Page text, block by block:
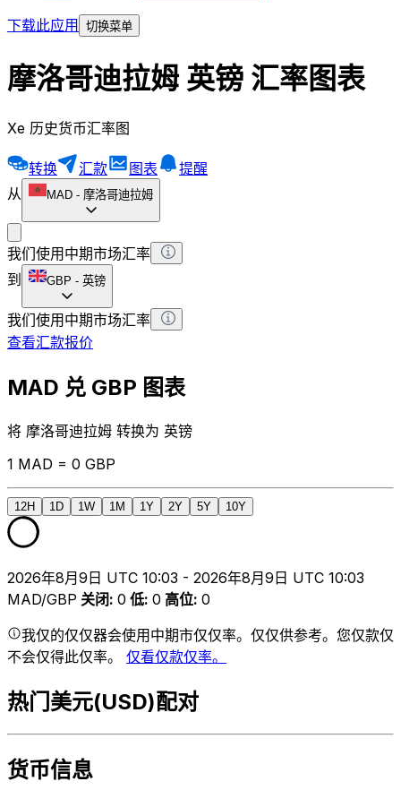
下载此应用
切换菜单
摩洛哥迪拉姆 英镑 汇率图表
Xe 历史货币汇率图
转换 汇款 图表
提醒
从
MAD - 摩洛哥迪拉姆
我们使用中期市场汇率
到
GBP - 英镑
我们使用中期市场汇率
查看汇款报价
MAD 兑 GBP 图表
将 摩洛哥迪拉姆 转换为 英镑
1 MAD = 0 GBP
12H 1D 1W 1M 1Y 2Y 5Y 10Y
2026年8月9日 UTC 10:03 - 2026年8月9日 UTC 10:03
MAD/GBP 关闭: 0 低: 0 高位: 0
我仅的仅仅器会使用中期市仅仅率。仅仅供参考。您仅款仅
不会仅得此仅率。 仅看仅款仅率。
热门美元(USD)配对
货币信息